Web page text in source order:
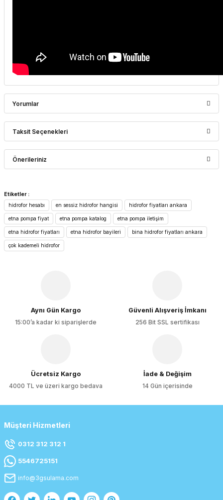
Yorumlar
Bu ürüne ilk yorumu siz yapın!
Taksit Seçenekleri
Önerileriniz
konularda yetersiz gördüğünüz noktaları öneri formunu
kullanarak tarafımıza iletebilirsiniz.
Görüş ve önerileriniz için teşekkür ederiz.
Ürün resmi kalitesiz, bozuk veya görüntülenemiyor.
Etiketler :
hidrofor hesabı
en sessiz hidrofor hangisi hidrofor fiyatları ankara
etna pompa fiyat etna pompa katalog etna pompa iletişim
etna hidrofor fiyatları etna hidrofor bayileri bina hidrofor fiyatları ankara
çok kademeli hidrofor
Aynı Gün Kargo
15:00’a kadar ki siparişlerde
Güvenli Alışveriş İmkanı
256 Bit SSL sertifikası
Ücretsiz Kargo
4000 TL ve üzeri kargo bedava
İade & Değişim
14 Gün içerisinde
Müşteri Hizmetleri
0312 312 312 1
5546725151
info@3gsulama.com